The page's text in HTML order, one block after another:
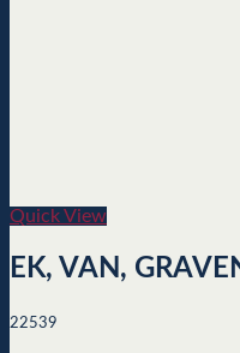
Quick View
EK, VAN,
22539